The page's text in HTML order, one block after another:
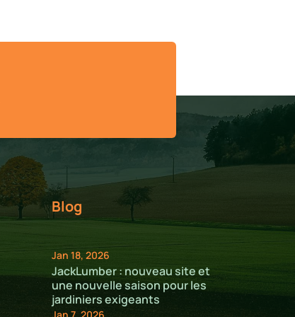
Blog
Jan 18, 2026
JackLumber : nouveau site et
une nouvelle saison pour les
jardiniers exigeants
Jan 7, 2026